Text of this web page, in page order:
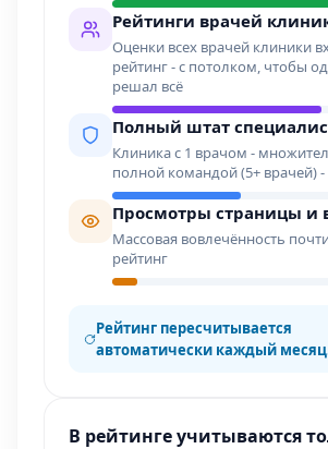
Рейтинги врачей
Оценки всех врачей клиники
рейтинг - с потолком, чтобы
решал всё
Полный штат
Клиника с 1 врачом -
полной командой (5+ врачей) -
Просмотры страницы и
Массовая вовлечённость
рейтинг
Рейтинг пересчитывается
автоматически каждый
В рейтинге учитываются